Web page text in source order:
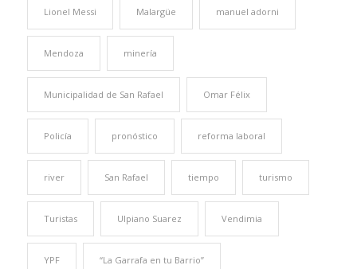
Lionel Messi Malargüe manuel adorni
Mendoza minería
Municipalidad de San Rafael Omar Félix
Policía pronóstico reforma laboral
river San Rafael tiempo turismo
Turistas Ulpiano Suarez Vendimia
YPF “La Garrafa en tu Barrio”